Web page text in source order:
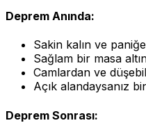
Deprem Anında:
Sakin kalın ve
Sağlam bir masa
Camlardan ve
Açık alandaysanız
Deprem Sonrası: